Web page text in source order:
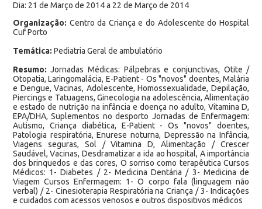
Dia: 21 de Março de 2014 a 22 de Março de 2014
Organização: Centro da Criança e do Adolescente do Hospital
Cuf Porto
Temática: Pediatria Geral de ambulatório
Resumo: Jornadas Médicas: Pálpebras e conjunctivas, Otite /
Otopatia, Laringomalácia, E-Patient - Os "novos" doentes, Malária
e Dengue, Vacinas, Adolescente, Homossexualidade, Depilação,
Piercings e Tatuagens, Ginecologia na adolescência, Alimentação
e estado de nutrição na infância e doença no adulto, Vitamina D,
EPA/DHA, Suplementos no desporto Jornadas de Enfermagem:
Autismo, Criança diabética, E-Patient - Os "novos" doentes,
Patologia respiratória, Enurese noturna, Depressão na Infância,
Viagens seguras, Sol / Vitamina D, Alimentação / Crescer
Saudável, Vacinas, Desdramatizar a ida ao hospital, A importância
dos brinquedos e das cores, O sorriso como terapêutica Cursos
Médicos: 1- Diabetes / 2- Medicina Dentária / 3- Medicina de
Viagem Cursos Enfermagem: 1- O corpo fala (linguagem não
verbal) / 2- Cinesioterapia Respiratória na Criança / 3- Indicações
e cuidados com acessos venosos e outros dispositivos médicos